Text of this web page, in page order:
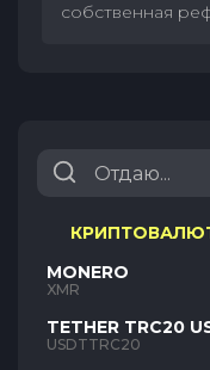
собственная
MONERO
XMR
TETHER TRC20
USDTTRC20